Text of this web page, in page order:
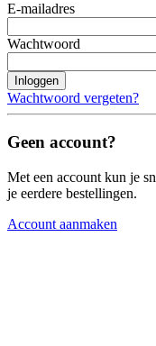
E-mailadres
Wachtwoord
Inloggen
Wachtwoord vergeten?
Geen account?
Met een account kun je
je eerdere bestellingen.
Account aanmaken